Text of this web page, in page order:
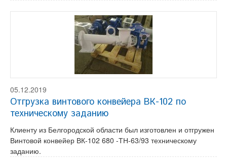
05.12.2019
Отгрузка винтового конвейера ВК-102 по
техническому заданию
Клиенту из Белгородской области был изготовлен и отгружен
Винтовой конвейер ВК-102 680 -ТН-63/93 техническому
заданию.